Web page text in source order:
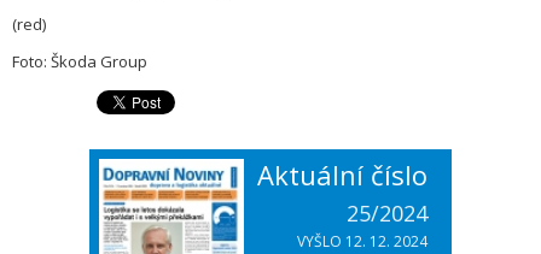
(red)
Foto: Škoda Group
Aktuální číslo
25/2024
VYŠLO 12. 12. 2024